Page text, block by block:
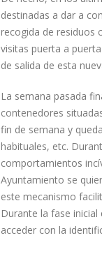
destinadas a dar a
recogida de residuos
visitas puerta a
de salida de esta
La semana pasada
contenedores
fin de semana y
habituales, etc.
comportamientos
Ayuntamiento se
este mecanismo
Durante la fase
acceder con la